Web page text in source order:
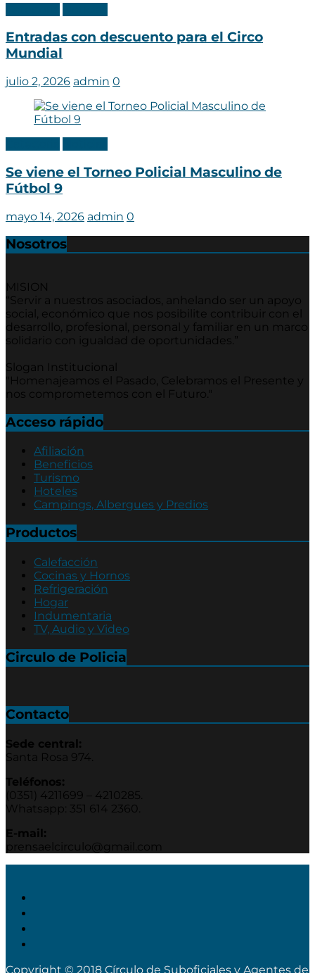
Entradas con descuento para el Circo
Mundial
julio 2, 2026 admin 0
Se viene el Torneo Policial Masculino de
Fútbol 9
mayo 14, 2026 admin 0
Nosotros
MISION
“Servir a nuestros asociados, anhelando ser un apoyo
social, económico que nos posibilite contribuir con el
desarrollo, profesional, personal y familiar en un marco
solidario con igualdad de oportunidades.”
Slogan Institucional
"Homenajeamos el Pasado, Celebramos el Presente y
nos comprometemos con el Futuro."
Acceso rápido
Afiliación
Beneficios
Turismo
Hoteles
Campings, Albergues y Predios
Productos
Calefacción
Cocinas y Hornos
Refrigeración
Hogar
Indumentaria
TV, Audio y Video
Circulo de Policia
Contacto
Sede central:
Santa Rosa 974.
Teléfonos:
(0351) 4211699 – 4210285.
Whatsapp: 351 614 2360.
E-mail:
prensaelcirculo@gmail.com
Copyright © 2018 Círculo de Suboficiales y Agentes de